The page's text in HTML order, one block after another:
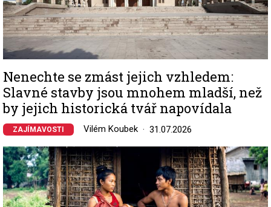
Nenechte se zmást jejich vzhledem:
Slavné stavby jsou mnohem mladší, než
by jejich historická tvář napovídala
ZAJÍMAVOSTI Vilém Koubek 31.07.2026
Image